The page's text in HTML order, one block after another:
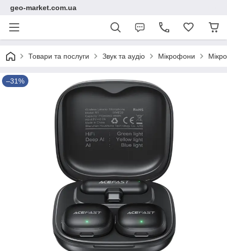
geo-market.com.ua
Товари та послуги Звук та аудіо Мікрофони
–31%